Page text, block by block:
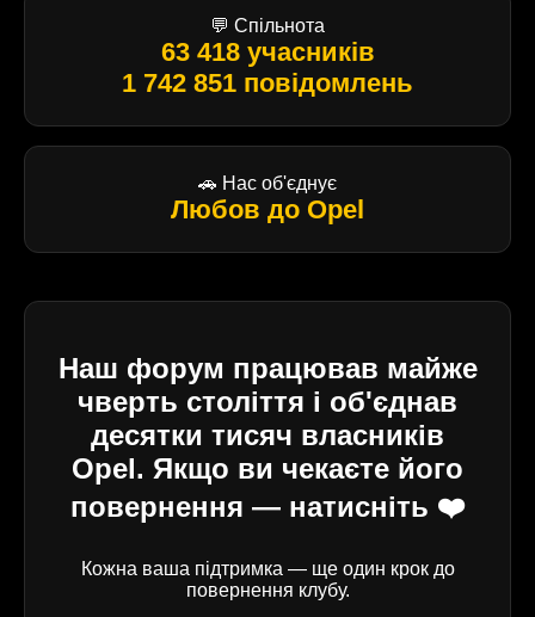
💬 Спільнота
63 418 учасників
1 742 851 повідомлень
🚗 Нас об'єднує
Любов до Opel
Наш форум працював майже
чверть століття і об'єднав
десятки тисяч власників
Opel. Якщо ви чекаєте його
повернення — натисніть ❤️
Кожна ваша підтримка — ще один крок до
повернення клубу.